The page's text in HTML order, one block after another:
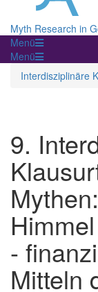
Myth Research in
Menü
Menü
Interdisziplinäre
9.
-
Mitteln